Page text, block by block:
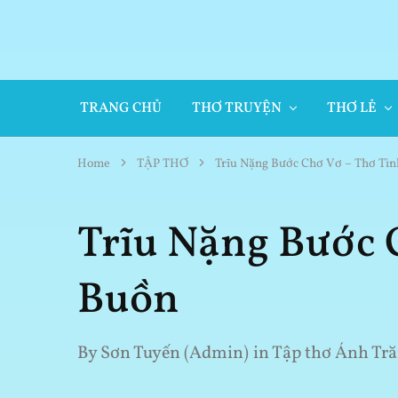
TRANG CHỦ THƠ TRUYỆN THƠ LẺ
Home TẬP THƠ Trĩu Nặng Bước Chơ Vơ – Thơ
Trĩu Nặng Bước
Buồn
BySơn Tuyến (Admin) inTập thơ Ánh